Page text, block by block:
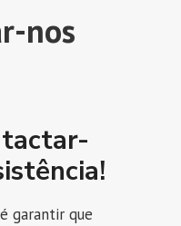
nos
garantir que